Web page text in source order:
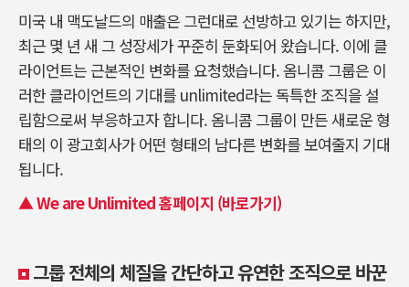
미국 내 맥도날드의 매출은 그런대로 선방하고 있기는 하지만,
최근 몇 년 새 그 성장세가 꾸준히 둔화되어 왔습니다. 이에 클
라이언트는 근본적인 변화를 요청했습니다. 옴니콤 그룹은 이
러한 클라이언트의 기대를 unlimited라는 독특한 조직을 설
립함으로써 부응하고자 합니다. 옴니콤 그룹이 만든 새로운 형
태의 이 광고회사가 어떤 형태의 남다른 변화를 보여줄지 기대
됩니다.
▲ We are Unlimited 홈페이지 (바로가기)
그룹 전체의 체질을 간단하고 유연한 조직으로 바꾼